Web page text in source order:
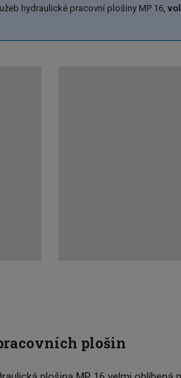
hydraulické pracovní plošiny MP 16,
plošin